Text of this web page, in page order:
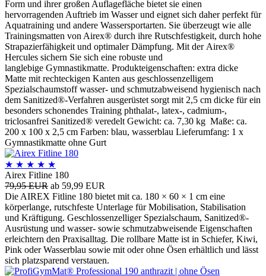
Form und ihrer großen Auflagefläche bietet sie einen
hervorragenden Auftrieb im Wasser und eignet sich daher perfekt für
Aquatraining und andere Wassersportarten. Sie überzeugt wie alle
Trainingsmatten von Airex® durch ihre Rutschfestigkeit, durch hohe
Strapazierfähigkeit und optimaler Dämpfung. Mit der Airex®
Hercules sichern Sie sich eine robuste und
langlebige Gymnastikmatte. Produkteigenschaften: extra dicke
Matte mit rechteckigen Kanten aus geschlossenzelligem
Spezialschaumstoff wasser- und schmutzabweisend hygienisch nach
dem Sanitized®-Verfahren ausgerüstet sorgt mit 2,5 cm dicke für ein
besonders schonendes Training phthalat-, latex-, cadmium-,
triclosanfrei Sanitized® veredelt Gewicht: ca. 7,30 kg Maße: ca.
200 x 100 x 2,5 cm Farben: blau, wasserblau Lieferumfang: 1 x
Gymnastikmatte ohne Gurt
★ ★ ★ ★ ★
Airex Fitline 180
79,95 EUR ab 59,99 EUR
Die AIREX Fitline 180 bietet mit ca. 180 × 60 × 1 cm eine
körperlange, rutschfeste Unterlage für Mobilisation, Stabilisation
und Kräftigung. Geschlossenzelliger Spezialschaum, Sanitized®-
Ausrüstung und wasser- sowie schmutzabweisende Eigenschaften
erleichtern den Praxisalltag. Die rollbare Matte ist in Schiefer, Kiwi,
Pink oder Wasserblau sowie mit oder ohne Ösen erhältlich und lässt
sich platzsparend verstauen.